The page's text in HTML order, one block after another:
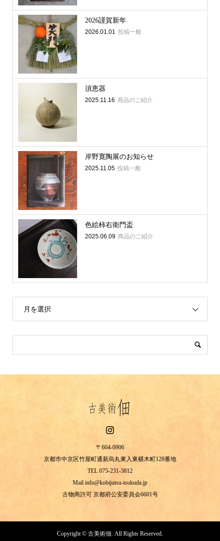
2026謹賀新年
2026.01.01 投稿一般
須恵器
2025.11.16 商品のご紹介
岸野寛陶展のお知らせ
2025.11.05 投稿一般
色絵柿右衛門盃
2025.06.09 商品のご紹介
月を選択
〒604-0906
京都市中京区竹屋町通新烏丸東入東椹木町128番地
TEL 075-231-3812
Mail info@kobijutsu-tsukuda.jp
古物商許可 京都府公安委員会6601号
Copyright © 古美術佃. All Rights Reserved.